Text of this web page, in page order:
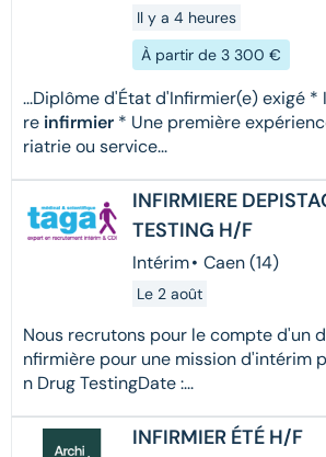
Il y a 4 heures
À partir de 3 300 €
...Diplôme d'État d'Infirmier(e) exigé
re infirmier * Une première
riatrie ou service...
INFIRMIERE
TESTING H/F
Intérim• Caen (14)
Le 2 août
Nous recrutons pour le compte d'un
nfirmière pour une mission d'intérim
n Drug TestingDate :...
INFIRMIER ÉTÉ H/F